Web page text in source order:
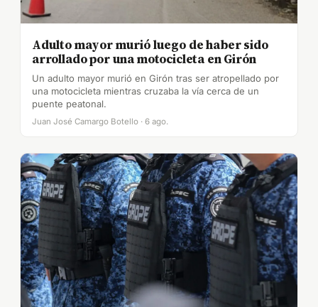
Adulto mayor murió luego de haber sido
arrollado por una motocicleta en Girón
Un adulto mayor murió en Girón tras ser atropellado por
una motocicleta mientras cruzaba la vía cerca de un
puente peatonal.
Juan José Camargo Botello · 6 ago.